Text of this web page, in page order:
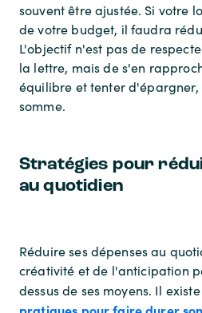
souvent être ajustée. Si votre
de votre budget, il faudra
L'objectif n'est pas de
la lettre, mais de s'en
équilibre et tenter
somme.
Stratégies pour
au quotidien
Réduire ses dépenses au
créativité et de l'anticipation
dessus de ses moyens. Il
pratiques pour faire durer